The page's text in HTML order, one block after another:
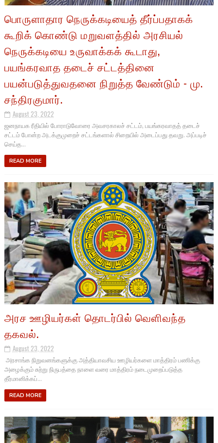
பொருளாதார நெருக்கடியைத் தீர்ப்பதாகக்
கூறிக் கொண்டு மறுவளத்தில் அரசியல்
நெருக்கடியை உருவாக்கக் கூடாது,
பயங்கரவாத தடைச் சட்டத்தினை
பயன்படுத்துவதனை நிறுத்த வேண்டும் - மு.
சந்திரகுமார்.
August 23, 2022
ஜனநாயக ரீதியில் போராடுவோரை அவசரகாலச் சட்டம், பயங்கரவாதத் தடைச்
சட்டம் போன்ற அடக்குமுறைச் சட்டங்களால் சிறையில் அடைப்பது தவறு. அப்படிச்
செய்த...
READ MORE
அரச ஊழியர்கள் தொடர்பில் வெளிவந்த
தகவல்.
August 23, 2022
அரசாங்க நிறுவனங்களுக்கு அத்தியாவசிய ஊழியர்களை மாத்திரம் பணிக்கு
அழைக்கும் சுற்று நிருபத்தை நாளை வரை மாத்திரம் நடைமுறைப்படுத்த
தீர்மானிக்கப்...
READ MORE